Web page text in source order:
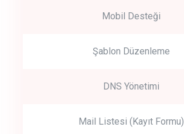
Mobil Desteği
Şablon Düzenleme
DNS Yönetimi
Mail Listesi (Kayıt Formu)